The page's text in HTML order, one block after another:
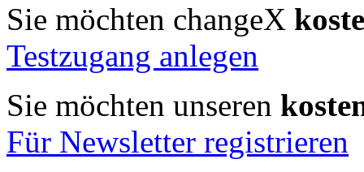
Sie möchten changeX
Testzugang anlegen
Sie möchten unseren
Für Newsletter registrieren